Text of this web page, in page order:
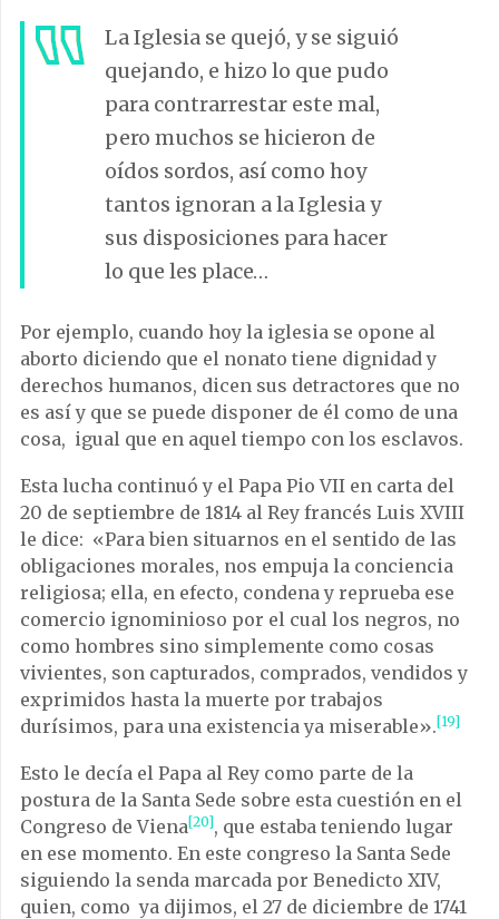
La Iglesia se quejó, y se siguió
quejando, e hizo lo que pudo
para contrarrestar este mal,
pero muchos se hicieron de
oídos sordos, así como hoy
tantos ignoran a la Iglesia y
sus disposiciones para hacer
lo que les place…
Por ejemplo, cuando hoy la iglesia se opone al
aborto diciendo que el nonato tiene dignidad y
derechos humanos, dicen sus detractores que no
es así y que se puede disponer de él como de una
cosa, igual que en aquel tiempo con los esclavos.
Esta lucha continuó y el Papa Pio VII en carta del
20 de septiembre de 1814 al Rey francés Luis XVIII
le dice: «Para bien situarnos en el sentido de las
obligaciones morales, nos empuja la conciencia
religiosa; ella, en efecto, condena y reprueba ese
comercio ignominioso por el cual los negros, no
como hombres sino simplemente como cosas
vivientes, son capturados, comprados, vendidos y
exprimidos hasta la muerte por trabajos
durísimos, para una existencia ya miserable».[19]
Esto le decía el Papa al Rey como parte de la
postura de la Santa Sede sobre esta cuestión en el
Congreso de Viena[20], que estaba teniendo lugar
en ese momento. En este congreso la Santa Sede
siguiendo la senda marcada por Benedicto XIV,
quien, como ya dijimos, el 27 de diciembre de 1741